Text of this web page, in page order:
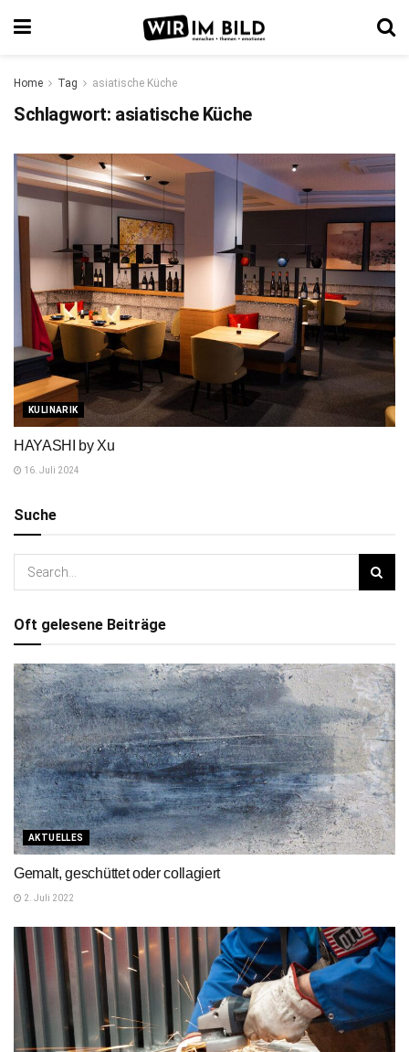
Home Tag asiatische Küche
Schlagwort: asiatische Küche
KULINARIK
HAYASHI by Xu
16. Juli 2024
Suche
Oft gelesene Beiträge
AKTUELLES
Gemalt, geschüttet oder collagiert
2. Juli 2022